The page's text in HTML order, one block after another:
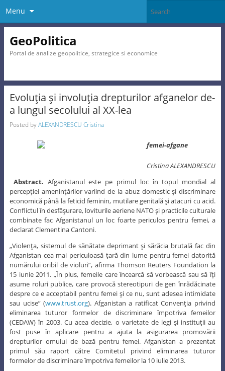
Menu
GeoPolitica
Portal de analize geopolitice, strategice si economice
Evoluţia şi involuţia drepturilor afganelor de-
a lungul secolului al XX-lea
Posted byALEXANDRESCU Cristina
Cristina ALEXANDRESCU
Abstract. Afganistanul este pe primul loc în topul mondial al
percepţiei ameninţărilor variind de la abuz domestic şi discriminare
economică până la feticid feminin, mutilare genitală şi atacuri cu acid.
Conflictul în desfăşurare, loviturile aeriene NATO şi practicile culturale
combinate fac Afganistanul un loc foarte periculos pentru femei, a
declarat Clementina Cantoni.
„Violenţa, sistemul de sănătate deprimant şi sărăcia brutală fac din
Afganistan cea mai periculoasă ţară din lume pentru femei datorită
numărului oribil de violuri”, afirma Thomson Reuters Foundation la
15 iunie 2011. „În plus, femeile care încearcă să vorbească sau să îţi
asume roluri publice, care provocă stereotipuri de gen înrădăcinate
despre ce e acceptabil pentru femei şi ce nu, sunt adesea intimidate
sau ucise” (www.trust.org). Afganistan a ratificat Convenţia privind
eliminarea tuturor formelor de discriminare împotriva femeilor
(CEDAW) în 2003. Cu acea decizie, o varietate de legi şi instituţii au
fost puse în aplicare pentru a ajuta la asigurarea promovării
drepturilor omului de bază pentru femei. Afganistan a prezentat
primul său raport către Comitetul privind eliminarea tuturor
formelor de discriminare împotriva femeilor la 10 iulie 2013.